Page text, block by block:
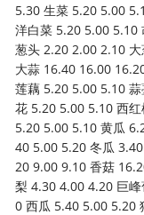
5.30 生菜 5.20 5.00
洋白菜 5.20 5.00 5.10
葱头 2.20 2.00 2.10
大蒜 16.40 16.00
莲藕 5.20 5.00 5.10
花 5.20 5.00 5.10 西
5.20 5.00 5.10 黄瓜
40 5.00 5.20 冬瓜
20 9.00 9.10 香菇
梨 4.30 4.00 4.20 巨
0 西瓜 5.40 5.00 5.20